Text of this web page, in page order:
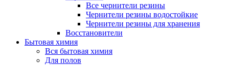
Все чернители резины
Чернители резины водостойкие
Чернители резины для хранения
Восстановители
Бытовая химия
Вся бытовая химия
Для полов